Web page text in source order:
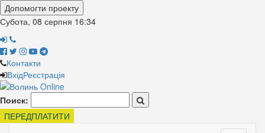
Допомогти проекту
Субота, 08 серпня 16:34
Контакти
ВхідРеєстрація
Поиск:
ПЕРЕДПЛАТИТИ